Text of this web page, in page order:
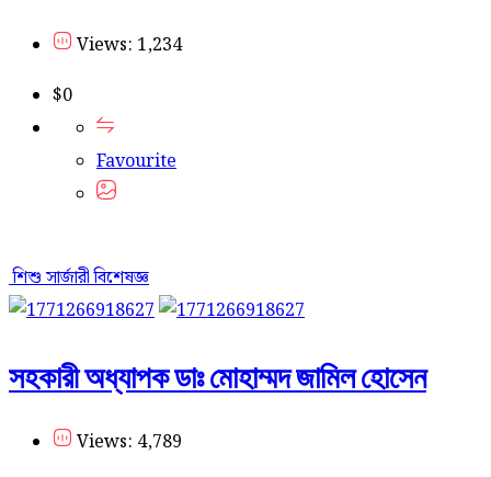
Views: 1,234
$0
Favourite
শিশু সার্জারী বিশেষজ্ঞ
সহকারী অধ্যাপক ডাঃ মোহাম্মদ জামিল হোসেন
Views: 4,789